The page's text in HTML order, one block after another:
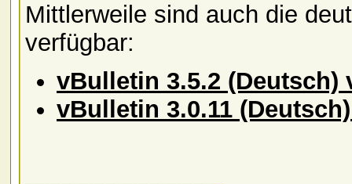
Mittlerweile sind auch die
verfügbar:
vBulletin 3.5.2 (Deutsch)
vBulletin 3.0.11